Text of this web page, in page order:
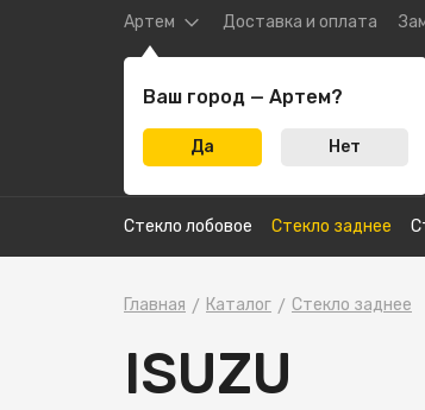
Артем Доставка и оплата
Ваш город — Артем?
Да Нет
Стекло лобовое Стекло заднее
Главная Каталог Стекло заднее
ISUZU